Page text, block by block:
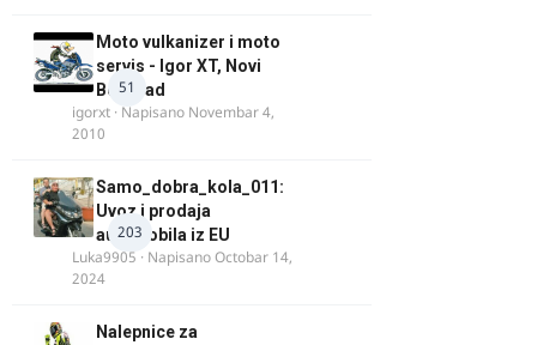
51
Moto vulkanizer i moto
servis - Igor XT, Novi
Beograd
igorxt · Napisano Novembar 4,
2010
203
Samo_dobra_kola_011:
Uvoz i prodaja
automobila iz EU
Luka9905 · NapisanoOctobar 14,
2024
Nalepnice za